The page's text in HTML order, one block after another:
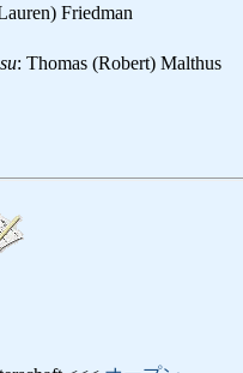
Friedman
: Thomas (Robert) Malthus